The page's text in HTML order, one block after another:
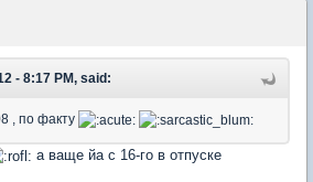
- 8:17 PM, said:
, по факту
а ваще йа с 16-го в отпуске